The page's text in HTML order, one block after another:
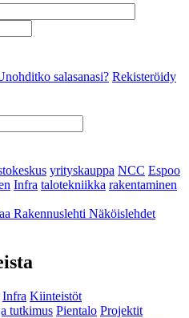
salasanasi? Rekisteröidy
yrityskauppa NCC Espoo
Infra talotekniikka rakentaminen
Rakennuslehti Näköislehdet
Infra Kiinteistöt
tutkimus Pientalo Projektit